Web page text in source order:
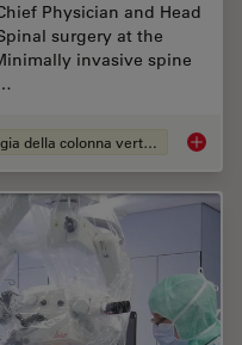
Physician and Head
surgery at the
invasive spine
Chirurgia della colonna vertebrale